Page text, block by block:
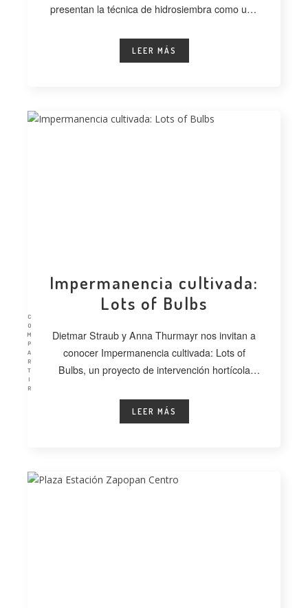
C
O
M
P
A
R
T
I
R
presentan la técnica de hidrosiembra como una
LEER MÁS
Impermanencia cultivada:
Lots of Bulbs
Dietmar Straub y Anna Thurmayr nos invitan a
conocer Impermanencia cultivada: Lots of
Bulbs, un proyecto de intervención hortícola
LEER MÁS